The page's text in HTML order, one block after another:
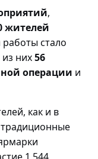
,
жителей
стало
из них56
операции и
как и в
1 544